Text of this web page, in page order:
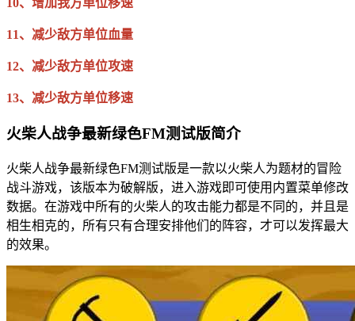
10、增加我方单位移速
11、减少敌方单位血量
12、减少敌方单位攻速
13、减少敌方单位移速
火柴人战争最新绿色FM测试版简介
火柴人战争最新绿色FM测试版是一款以火柴人为题材的冒险
战斗游戏，该版本为破解版，进入游戏即可使用内置菜单修改
数据。在游戏中所有的火柴人的攻击能力都是不同的，并且是
相生相克的，所有只有合理安排他们的阵容，才可以发挥最大
的效果。